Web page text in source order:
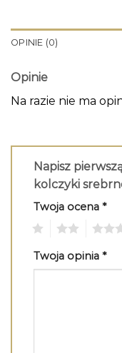
OPINIE (0)
Opinie
Na razie nie ma
Napisz
kolczyki
Twoja ocena *
Twoja opinia *